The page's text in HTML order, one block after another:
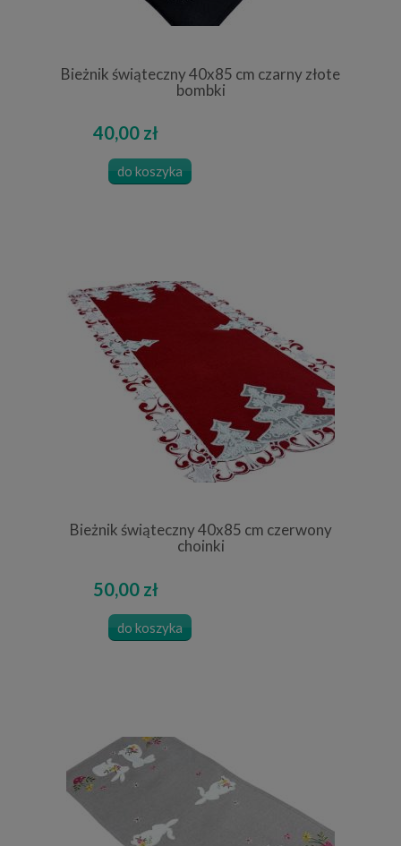
Bieżnik świąteczny 40x85 cm czarny złote
bombki
40,00 zł
do koszyka
Bieżnik świąteczny 40x85 cm czerwony
choinki
50,00 zł
do koszyka